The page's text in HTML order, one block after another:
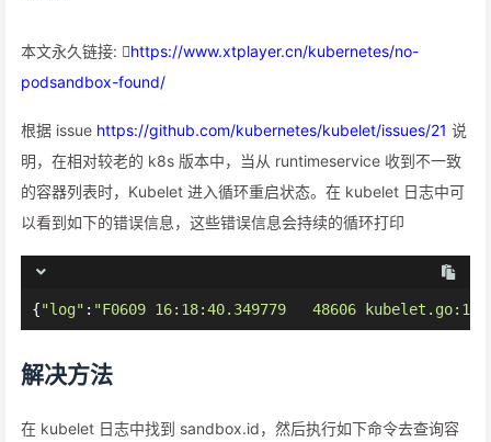
本文永久链接:
https://www.xtplayer.cn/kubernetes/no-
podsandbox-found/
根据 issue https://github.com/kubernetes/kubelet/issues/21 说
明，在相对较老的 k8s 版本中，当从 runtimeservice 收到不一致
的容器列表时，Kubelet 进入循环重启状态。在 kubelet 日志中可
以看到如下的错误信息，这些错误信息会持续的循环打印
{"log" : "F0609 16:18:40.349779   48606
解决方法
在 kubelet 日志中找到 sandbox.id，然后执行如下命令去查询容